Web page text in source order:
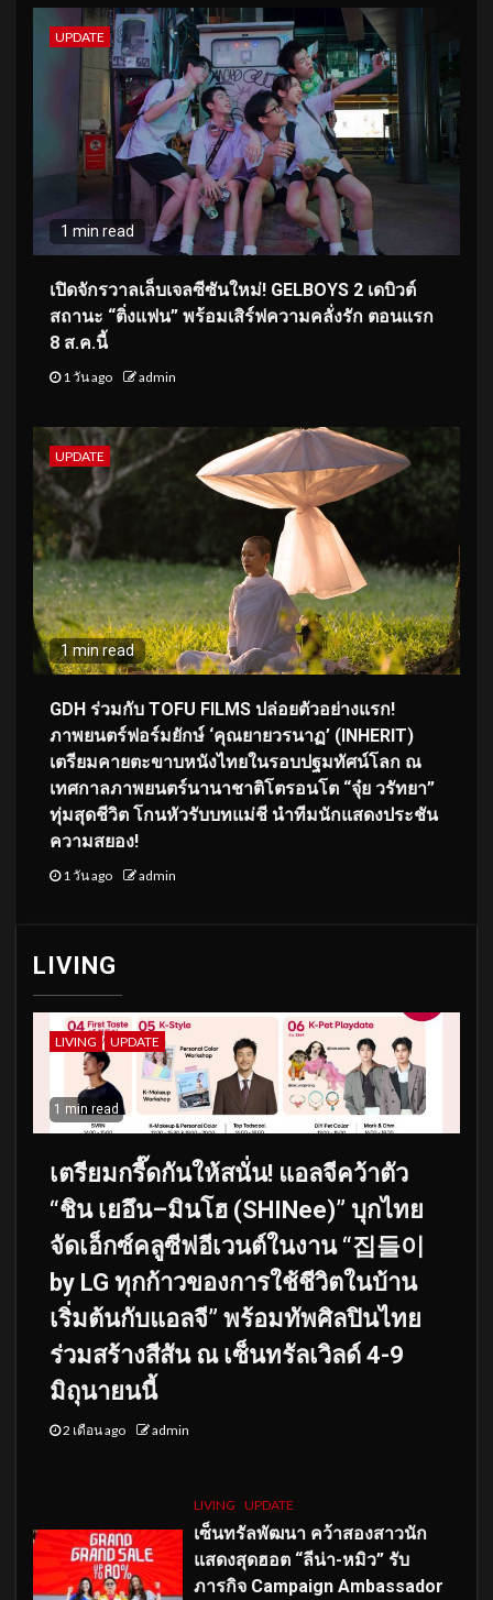
UPDATE
1 min read
เปิดจักรวาลเล็บเจลซีซันใหม่! GELBOYS 2 เดบิวต์
สถานะ “ติ่งแฟน” พร้อมเสิร์ฟความคลั่งรัก ตอนแรก
8 ส.ค.นี้
1 วัน ago admin
UPDATE
1 min read
GDH ร่วมกับ TOFU FILMS ปล่อยตัวอย่างแรก!
ภาพยนตร์ฟอร์มยักษ์ ‘คุณยายวรนาฏ’ (INHERIT)
เตรียมคายตะขาบหนังไทยในรอบปฐมทัศน์โลก ณ
เทศกาลภาพยนตร์นานาชาติโตรอนโต “จุ๋ย วรัทยา”
ทุ่มสุดชีวิต โกนหัวรับบทแม่ชี นำทีมนักแสดงประชัน
ความสยอง!
1 วัน ago admin
LIVING
LIVING UPDATE
1 min read
เตรียมกรี๊ดกันให้สนั่น! แอลจีคว้าตัว
“ชิน เยอึน–มินโฮ (SHINee)” บุกไทย
จัดเอ็กซ์คลูซีฟอีเวนต์ในงาน “집들이
by LG ทุกก้าวของการใช้ชีวิตในบ้าน
เริ่มต้นกับแอลจี” พร้อมทัพศิลปินไทย
ร่วมสร้างสีสัน ณ เซ็นทรัลเวิลด์ 4-9
มิถุนายนนี้
2 เดือน ago admin
LIVING UPDATE
เซ็นทรัลพัฒนา คว้าสองสาวนัก
แสดงสุดฮอต “ลีน่า-หมิว” รับ
ภารกิจ Campaign Ambassador